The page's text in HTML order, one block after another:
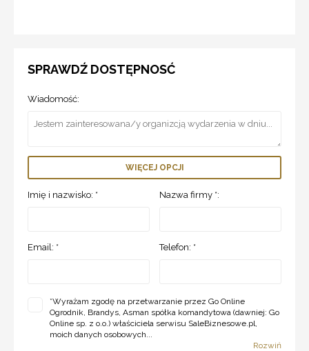
SPRAWDŹ DOSTĘPNOSĆ
Wiadomość:
WIĘCEJ OPCJI
Imię i nazwisko: * Nazwa firmy *:
Email: * Telefon: *
*Wyrażam zgodę na przetwarzanie przez Go Online
Ogrodnik, Brandys, Asman spółka komandytowa (dawniej: Go
Online sp. z o.o.) właściciela serwisu SaleBiznesowe.pl,
moich danych osobowych...
Rozwiń